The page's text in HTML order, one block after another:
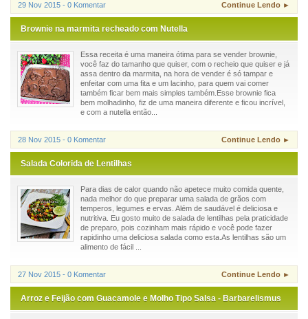
29 Nov 2015 - 0 Komentar Continue Lendo ►
Brownie na marmita recheado com Nutella
Essa receita é uma maneira ótima para se vender brownie,
você faz do tamanho que quiser, com o recheio que quiser e já
assa dentro da marmita, na hora de vender é só tampar e
enfeitar com uma fita e um lacinho, para quem vai comer
também ficar bem mais simples também.Esse brownie fica
bem molhadinho, fiz de uma maneira diferente e ficou incrível,
e com a nutella então...
28 Nov 2015 - 0 Komentar Continue Lendo ►
Salada Colorida de Lentilhas
Para dias de calor quando não apetece muito comida quente,
nada melhor do que preparar uma salada de grãos com
temperos, legumes e ervas. Além de saudável é deliciosa e
nutritiva. Eu gosto muito de salada de lentilhas pela praticidade
de preparo, pois cozinham mais rápido e você pode fazer
rapidinho uma deliciosa salada como esta.As lentilhas são um
alimento de fácil ...
27 Nov 2015 - 0 Komentar Continue Lendo ►
Arroz e Feijão com Guacamole e Molho Tipo Salsa - Barbarelismus